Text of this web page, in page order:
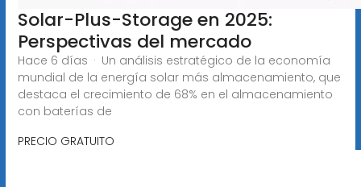
Solar-Plus-Storage en 2025:
Perspectivas del mercado
Hace 6 días · Un análisis estratégico de la economía
mundial de la energía solar más almacenamiento, que
destaca el crecimiento de 68% en el almacenamiento
con baterías de
PRECIO GRATUITO